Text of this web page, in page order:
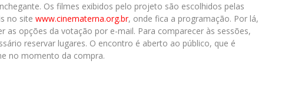
Os filmes exibidos pelo projeto são escolhidos pelas
no site www.cinematerna.org.br, onde fica a programação. Por lá,
as opções da votação por e-mail. Para comparecer às sessões,
reservar lugares. O encontro é aberto ao público, que é
no momento da compra.